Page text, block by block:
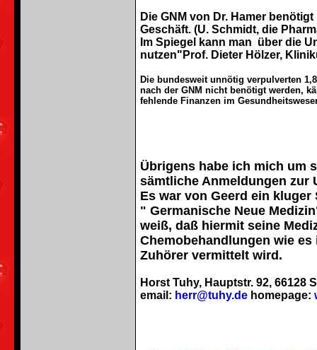
Die GNM von Dr. Hamer
Geschäft. (U. Schmidt, die
Im Spiegel kann man über die
nutzen"Prof. Dieter Hölzer,
Die bundesweit unnötig verpulverten
nach der GNM nicht benötigt werden,
fehlende Finanzen im
Übrigens habe ich mich um
sämtliche Anmeldungen zur
Es war von Geerd ein
" Germanische Neue
weiß, daß hiermit seine
Chemobehandlungen wie
Zuhörer vermittelt wird.
Horst Tuhy, Hauptstr. 92, 66128
email: herr@tuhy.de homepage: